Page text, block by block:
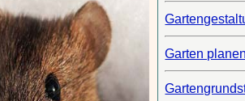
Garten